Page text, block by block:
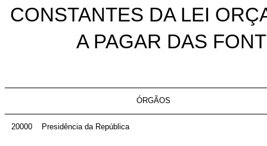
CONSTANTES DA LEI
A PAGAR DAS
ÓRGÃOS
20000 Presidência da República